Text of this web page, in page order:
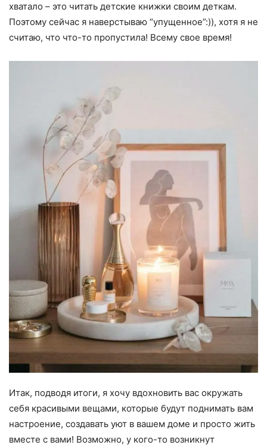
хватало – это читать детские книжки своим деткам.
Поэтому сейчас я наверстываю “упущенное”:)), хотя я не
считаю, что что-то пропустила! Всему свое время!
Итак, подводя итоги, я хочу вдохновить вас окружать
себя красивыми вещами, которые будут поднимать вам
настроение, создавать уют в вашем доме и просто жить
вместе с вами! Возможно, у кого-то возникнут